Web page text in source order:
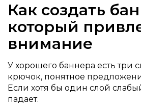
Как создать
который
внимание
У хорошего баннера есть три
крючок, понятное
Если хотя бы один слой
падает.